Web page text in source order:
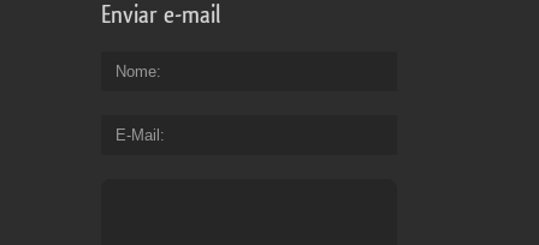
Enviar e-mail
Nome
E-Mail